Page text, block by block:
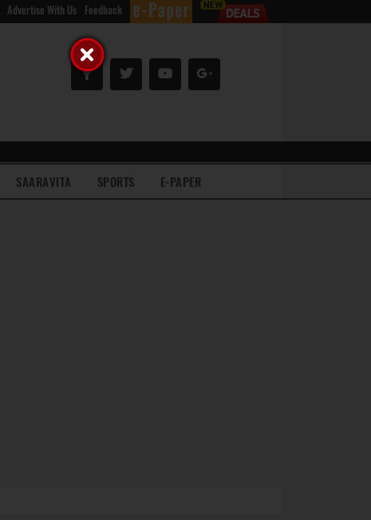
Advertise With Us Feedback
SAARAVITA SPORTS E-PAPER